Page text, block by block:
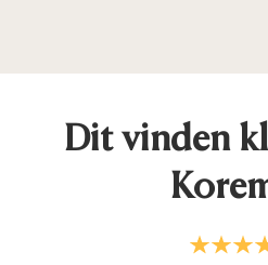
Dit vinden